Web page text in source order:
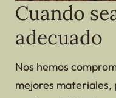
Cuando
adecuado
Nos hemos
mejores materiales,